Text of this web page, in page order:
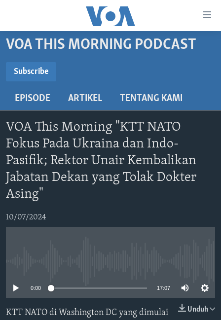
Akses
Utama
Navigasi
Utama
Lanjut
ke
Pencarian
DUNIA
DAFTAR PROGRAM
Learning English
IKUTI KAMI
Bahasa-bahasa
VOA THIS MORNING PODCAST
Subscribe
YouTube
Langganan
EPISODE ARTIKEL TENTANG KAMI
VOA This Morning "KTT NATO
Fokus Pada Ukraina dan Indo-
Pasifik; Rektor Unair Kembalikan
Jabatan Dekan yang Tolak Dokter
Asing"
10/07/2024
0:00 17:07
Unduh
KTT NATO di Washington DC yang dimulai